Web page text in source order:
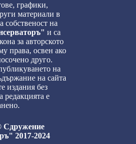
графики,
материали в
собственост на
и са
за авторското
права, освен ако
друго.
на
на сайта
издания без
редакцията е
Сдружение
2017-2024